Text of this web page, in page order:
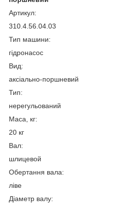
Артикул:
310.4.56.04.03
Тип машини:
гідронасос
Вид:
аксіально-поршневий
Тип:
нерегульований
Маса, кг:
20 кг
Вал:
шлицевой
Обертання вала:
ліве
Діаметр валу: